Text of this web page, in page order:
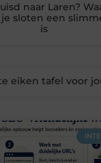
naar Laren?
sloten een
is
eiken tafel voor